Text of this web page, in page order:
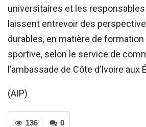
universitaires et les
laissent entrevoir des
durables, en matière de
sportive, selon le service de
l’ambassade de Côte d’Ivoire aux
(AIP)
0
136